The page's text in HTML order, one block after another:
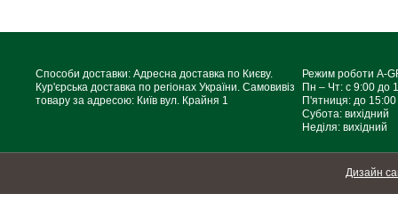
Способи доставки: Адресна доставка по Києву.
Кур'єрська доставка по регіонах України. Самовивіз
товару за адресою: Київ вул. Крайня 1
Режим роботи A-
Пн – Чт: с 9:00 до
П'ятниця: до 15:00
Субота: вихідний
Неділя: вихідний
Дизайн